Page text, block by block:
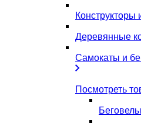
Конструкторы
Деревянные
Самокаты и
Посмотреть
Беговелы